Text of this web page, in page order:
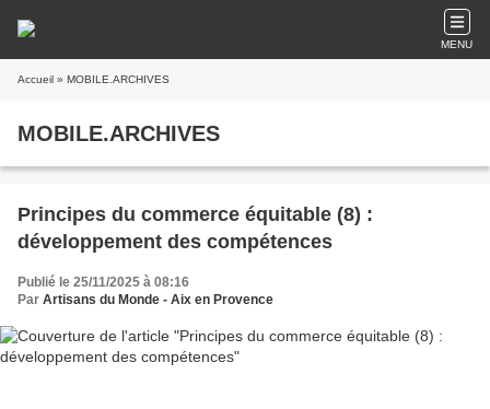
MENU
Accueil » MOBILE.ARCHIVES
MOBILE.ARCHIVES
Principes du commerce équitable (8) :
développement des compétences
Publié le 25/11/2025 à 08:16
Par Artisans du Monde - Aix en Provence